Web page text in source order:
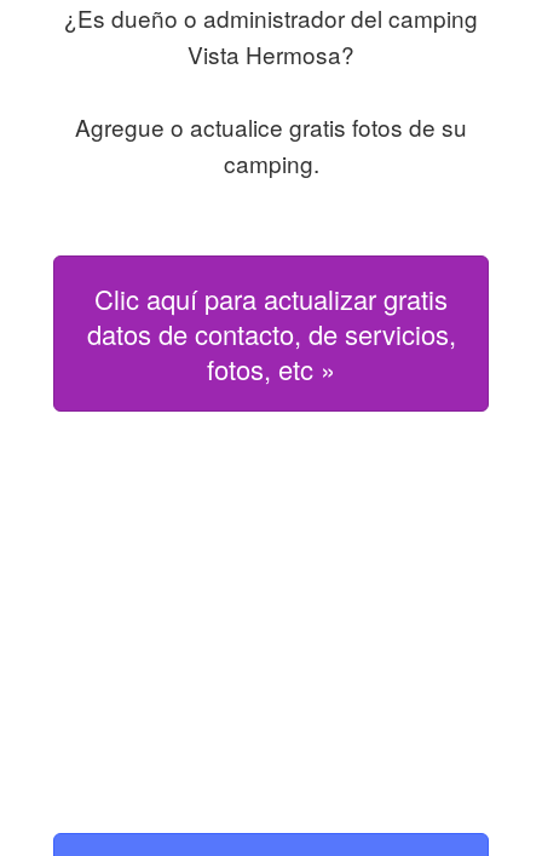
¿Es dueño o administrador del camping
Vista Hermosa?
Agregue o actualice gratis fotos de su
camping.
Clic aquí para actualizar gratis
datos de contacto, de servicios,
fotos, etc »